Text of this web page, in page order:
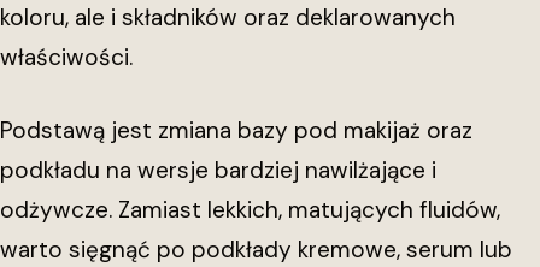
koloru, ale i składników oraz deklarowanych
właściwości.
Podstawą jest zmiana bazy pod makijaż oraz
podkładu na wersje bardziej nawilżające i
odżywcze. Zamiast lekkich, matujących fluidów,
warto sięgnąć po podkłady kremowe, serum lub